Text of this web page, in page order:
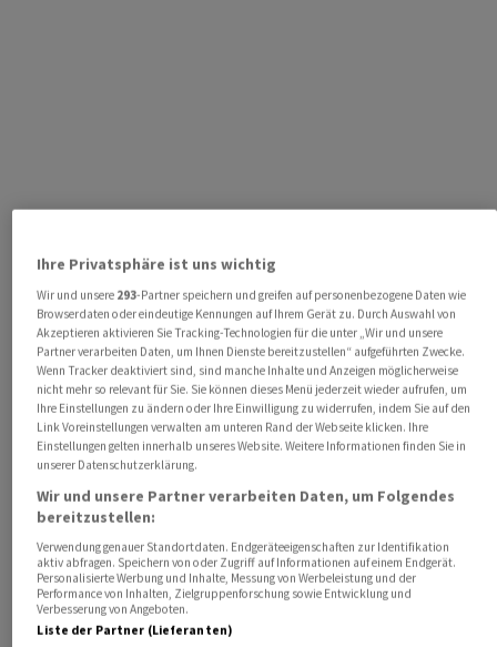
Ihre Privatsphäre ist uns wichtig
Wir und unsere 293-Partner speichern und greifen auf personenbezogene Daten wie
Browserdaten oder eindeutige Kennungen auf Ihrem Gerät zu. Durch Auswahl von
Akzeptieren aktivieren Sie Tracking-Technologien für die unter „Wir und unsere
Partner verarbeiten Daten, um Ihnen Dienste bereitzustellen“ aufgeführten Zwecke.
Wenn Tracker deaktiviert sind, sind manche Inhalte und Anzeigen möglicherweise
nicht mehr so relevant für Sie. Sie können dieses Menü jederzeit wieder aufrufen, um
Ihre Einstellungen zu ändern oder Ihre Einwilligung zu widerrufen, indem Sie auf den
Link Voreinstellungen verwalten am unteren Rand der Webseite klicken. Ihre
Einstellungen gelten innerhalb unseres Website. Weitere Informationen finden Sie in
unserer Datenschutzerklärung.
Wir und unsere Partner verarbeiten Daten, um Folgendes
bereitzustellen:
Verwendung genauer Standortdaten. Endgeräteeigenschaften zur Identifikation
aktiv abfragen. Speichern von oder Zugriff auf Informationen auf einem Endgerät.
Personalisierte Werbung und Inhalte, Messung von Werbeleistung und der
Performance von Inhalten, Zielgruppenforschung sowie Entwicklung und
Verbesserung von Angeboten.
Liste der Partner (Lieferanten)